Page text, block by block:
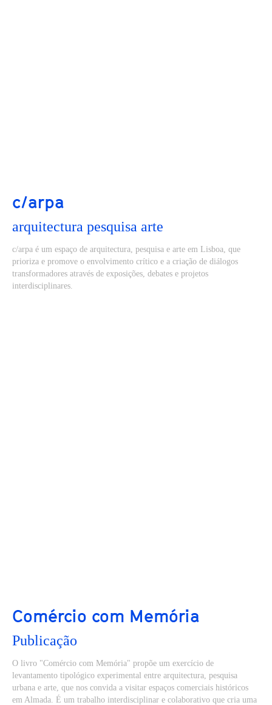
c/arpa
arquitectura pesquisa arte
c/arpa é um espaço de arquitectura, pesquisa e arte em Lisboa, que
prioriza e promove o envolvimento crítico e a criação de diálogos
transformadores através de exposições, debates e projetos
interdisciplinares.
Comércio com Memória
Publicação
O livro "Comércio com Memória" propõe um exercício de
levantamento tipológico experimental entre arquitectura, pesquisa
urbana e arte, que nos convida a visitar espaços comerciais históricos
em Almada. É um trabalho interdisciplinar e colaborativo que cria uma